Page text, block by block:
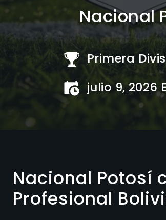
Nacional
Primera
julio 9, 2026
Nacional Potosí
Profesional